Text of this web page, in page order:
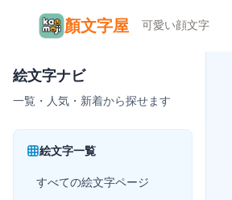
顏文字屋 可愛い顔文字
絵文字ナビ
一覧・人気・新着から探せます
絵文字一覧
すべての絵文字ページ